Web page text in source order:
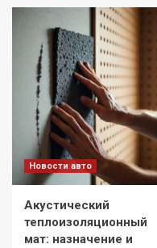
Новости авто
Акустический
теплоизоляционный
мат: назначение и